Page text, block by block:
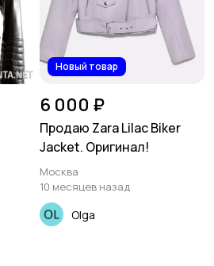
Новый товар
6 000 ₽
Продаю Zara Lilac Biker
Jacket. Оригинал!
Москва
10 месяцев назад
Olga